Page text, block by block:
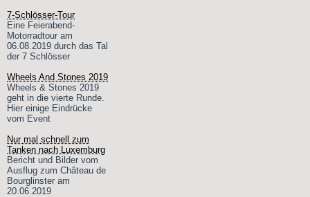
7-Schlösser-Tour
Eine Feierabend-
Motorradtour am
06.08.2019 durch das Tal
der 7 Schlösser
Wheels And Stones 2019
Wheels & Stones 2019
geht in die vierte Runde.
Hier einige Eindrücke
vom Event
Nur mal schnell zum
Tanken nach Luxemburg
Bericht und Bilder vom
Ausflug zum Château de
Bourglinster am
20.06.2019